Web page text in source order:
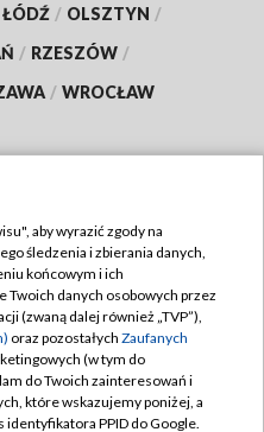
ŁÓDŹ / OLSZTYN /
/ RZESZÓW /
/ WROCŁAW
TVP
aby wyrazić zgody na
śledzenia i zbierania danych,
końcowym i ich
Twoich danych osobowych przez
(zwaną dalej również „TVP”),
oraz pozostałych Zaufanych
(w tym do
do Twoich zainteresowań i
które wskazujemy poniżej, a
identyfikatora PPID do Google.